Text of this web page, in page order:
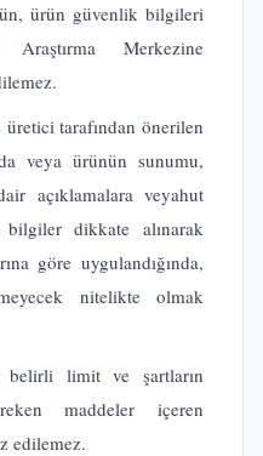
ürün güvenlik bilgileri
Merkezine
tarafından önerilen
veya ürünün sunumu,
açıklamalara veyahut
bilgiler dikkate alınarak
göre uygulandığında,
nitelikte olmak
belirli limit ve şartların
maddeler içeren
edilemez.